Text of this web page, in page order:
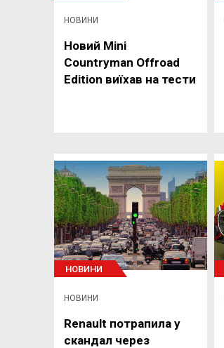
НОВИНИ
Новий Mini
Countryman Offroad
Edition виїхав на тести
НОВИНИ
НОВИНИ
Renault потрапила у
скандал через